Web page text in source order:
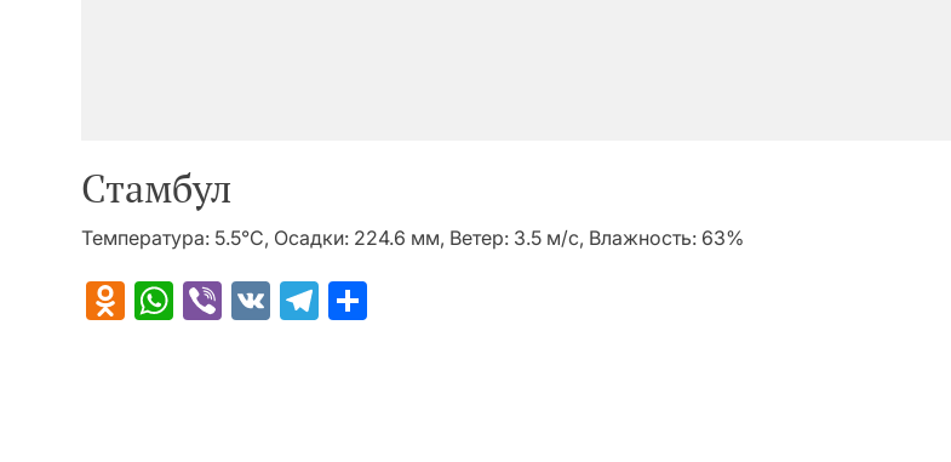
Стамбул
Температура: 5.5°C, Осадки: 224.6 мм, Ветер: 3.5 м/с, Влажность: 63%
Odnoklassniki
WhatsApp
Viber
VK Telegram